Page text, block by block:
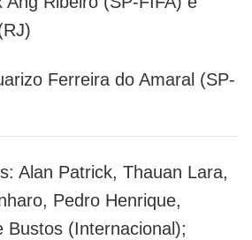
Ferreira do Amaral (SP-
Alan Patrick, Thauan Lara,
Pedro Henrique,
Bustos (Internacional);